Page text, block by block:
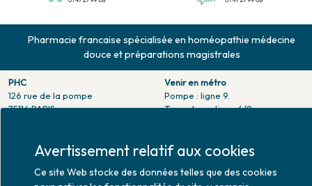
Pharmacie francaise spécialisée en homéopathie médecine
douce et préparations magistrales
PHC
126 rue de la pompe
75116 PARIS
Horaires d'ouverture
Lundi : 10h30 - 20h00
Venir en métro
Pompe : ligne 9.
Trocadero : ligne 6/9.
Venir en bus
Avertissement relatif aux cookies
Ce site Web stocke des données telles que des cookies